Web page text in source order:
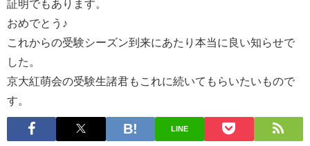
証明でもあります。
おめでとう♪
これからの受験シーズン到来にあたり本当に良い知らせで
した。
京大紅萌会の受験生諸君もこれに続いてもらいたいもので
す。
LINE